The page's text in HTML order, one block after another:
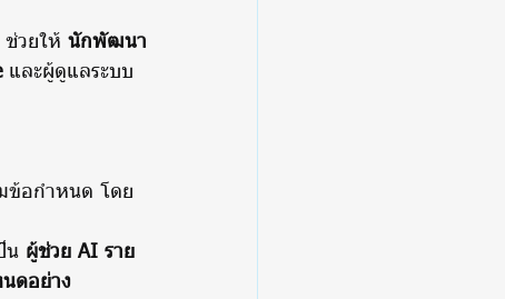
ช่วยให้ นักพัฒนา
และผู้ดูแลระบบ
น ผู้ช่วย AI ราย
ดอย่าง